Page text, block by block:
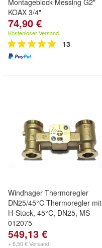
Montageblock Messing G2"
KOAX 3/4"
74,90 €
Kostenloser Versand
13
Windhager Thermoregler
DN25/45°C Thermoregler mit
H-Stück, 45°C, DN25, MS
012075
549,13 €
+ 6,50 € Versand